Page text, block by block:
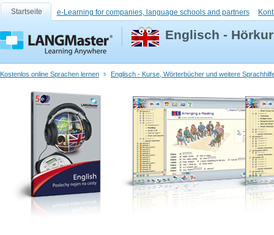
Startseite e-Learning for companies, language schools and partners
Englisch -
Kostenlos online Sprachen lernen Englisch - Kurse, Wörterbücher und weitere